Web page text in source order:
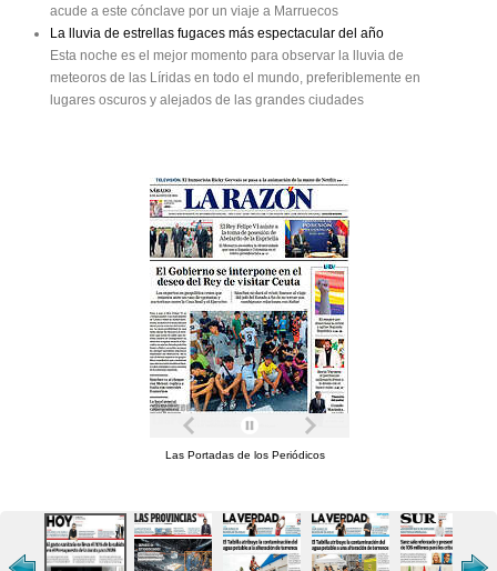
acude a este cónclave por un viaje a Marruecos
La lluvia de estrellas fugaces más espectacular del año
Esta noche es el mejor momento para observar la lluvia de
meteoros de las Líridas en todo el mundo, preferiblemente en
lugares oscuros y alejados de las grandes ciudades
Las Portadas de los Periódicos